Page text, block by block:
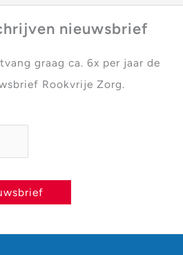
nieuwsbrief
graag ca. 6x per jaar de
Rookvrije Zorg.